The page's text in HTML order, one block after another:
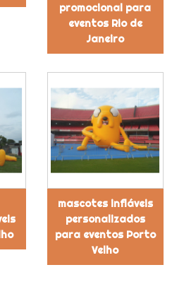
promocional para
eventos Rio de
Janeiro
mascotes infláveis
personalizados
para eventos Porto
Velho